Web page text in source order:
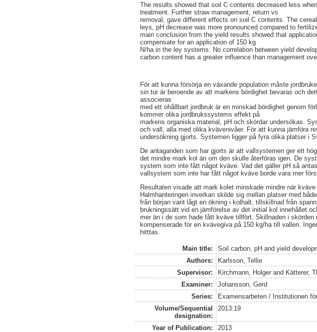
The results showed that soil C contents decreased less
treatment. Further straw management, return vs
removal, gave different effects on soil C contents. The
leys, pH decrease was more pronounced compared to
main conclusion from the yield results showed that
compensate for an application of 150 kg
N/ha in the ley systems. No correlation between yield
carbon content has a greater influence than management
För att kunna försörja en växande population måste
sin tur är beroende av att markens bördighet bevaras och
associeras
med ett ohållbart jordbruk är en minskad bördighet genom
kommer olika jordbrukssystems effekt på
markens organiska material, pH och skördar undersökas.
och vall, alla med olika kvävenivåer. För att kunna jämföra
undersökning gjorts. Systemen ligger på fyra olika platser i
De antaganden som har gjorts är att vallsystemen ger ett
det mindre mark kol än om den skulle återföras igen. De
system som inte fått något kväve. Vad det gäller pH så
vallsystem som inte har fått något kväve borde vara mer
Resultaten visade att mark kolet minskade mindre när
Halmhanteringen inverkan skilde sig mellan platser med
från början varit lågt en ökning i kolhalt, tillskillnad från
brukningssätt vid en jämförelse av det initial kol innehållet
mer än i de som hade fått kväve tillfört. Skillnaden i
kompenserade för en kvävegiva på 150 kg/ha till vallen.
hitttas.
Main title:
Soil carbon, pH and yield
Authors:
Karlsson, Tellie
Supervisor:
Kirchmann, Holgerand Kätterer,
Examiner:
Johansson, Gerd
Series:
Examensarbeten / Institutionen
Volume/Sequential
designation:
2013:19
Year of Publication: 2013